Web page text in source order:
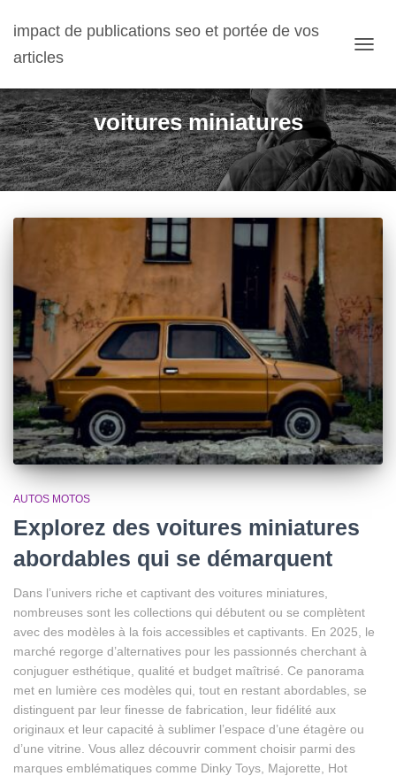
impact de publications seo et portée de vos
articles
voitures miniatures
AUTOS MOTOS
Explorez des voitures miniatures
abordables qui se démarquent
Dans l’univers riche et captivant des voitures miniatures,
nombreuses sont les collections qui débutent ou se complètent
avec des modèles à la fois accessibles et captivants. En 2025, le
marché regorge d’alternatives pour les passionnés cherchant à
conjuguer esthétique, qualité et budget maîtrisé. Ce panorama
met en lumière ces modèles qui, tout en restant abordables, se
distinguent par leur finesse de fabrication, leur fidélité aux
originaux et leur capacité à sublimer l’espace d’une étagère ou
d’une vitrine. Vous allez découvrir comment choisir parmi des
marques emblématiques comme Dinky Toys, Majorette, Hot